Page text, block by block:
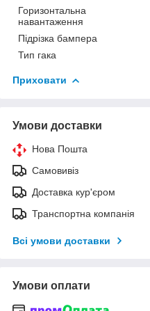
Горизонтальна
навантаження
Підрізка бампера
Тип гака
Приховати
Умови доставки
Нова Пошта
Самовивіз
Доставка кур'єром
Транспортна компанія
Всі умови доставки
Умови оплати